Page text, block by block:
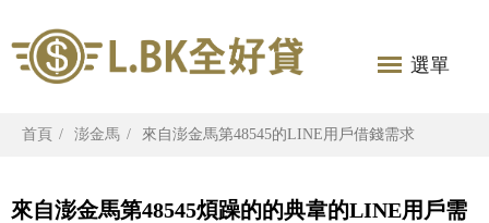
選單
首頁 澎金馬 來自澎金馬第48545的LINE用戶借錢需求
來自澎金馬第48545煩躁的的典韋的LINE用戶需